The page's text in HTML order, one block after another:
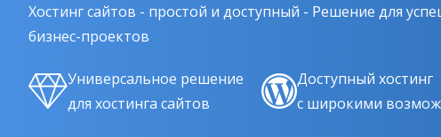
Хостинг сайтов - простой и доступный - Решение для
бизнес-проектов
Универсальное решение
для хостинга сайтов
Доступный хостинг
с широкими